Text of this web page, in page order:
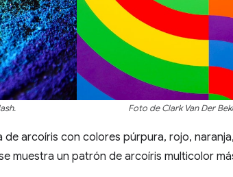
Foto de Clark Van Der
de arcoíris con colores púrpura, rojo,
muestra un patrón de arcoíris multicolor